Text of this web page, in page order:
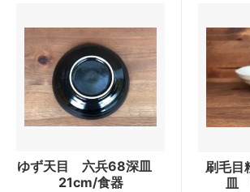
ゆず天目 六兵68深皿
21cm/食器
刷毛
皿